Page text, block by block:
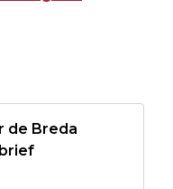
de Breda